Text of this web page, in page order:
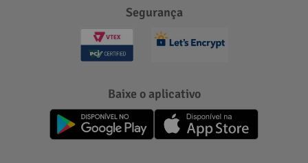
Segurança
Baixe o aplicativo